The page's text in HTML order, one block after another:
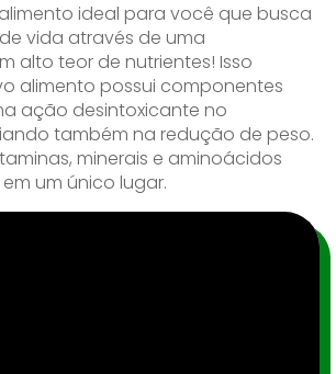
alimento ideal para você que busca
vida através de uma
alto teor de nutrientes! Isso
alimento possui componentes
ação desintoxicante no
também na redução de peso.
minerais e aminoácidos
um único lugar.